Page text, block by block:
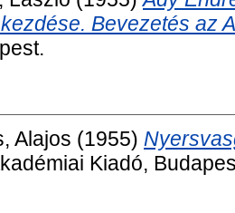
Bevezetés az
Alajos (1955)
Kiadó,